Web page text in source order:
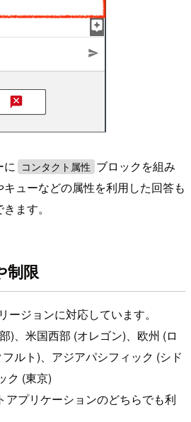
に コンタクト属性
ブロックを組み
ューなどの属性を利用した回答も
ます。
制限
ジョンに対応しています。
)、米国西部 (オレゴン)、欧州 (ロ
ルト)、アジアパシフィック (シド
ク (東京)
プリケーションのどちらでも利